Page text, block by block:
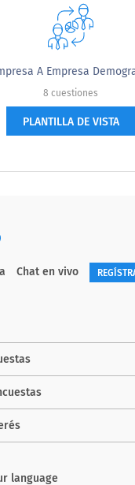
A Empresa
8 cuestiones
PLANTILLA DE VISTA
Chat en vivo
language